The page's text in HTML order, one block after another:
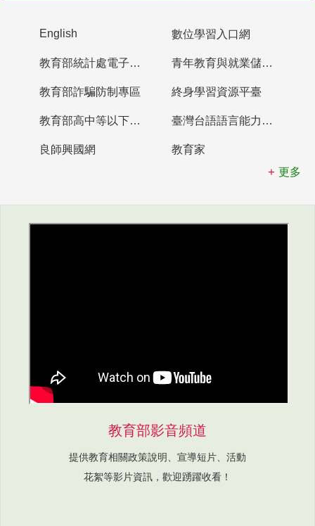
English 數位學習入口網
教育部統計處電子書櫃 青年教育與就業儲蓄帳戶
教育部詐騙防制專區 終身學習資源平臺
教育部高中等以下學校及幼兒園教師資格檢定考試 臺灣台語語言能力認證網站
良師興國網
教育家
更多
教育部影音頻道
提供教育相關政策說明、宣導短片、活動
花絮等影片資訊，歡迎踴躍收看！